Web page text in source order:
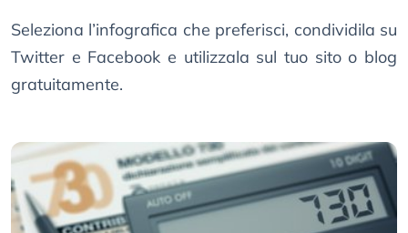
Seleziona l’infografica che preferisci, condividila su
Twitter e Facebook e utilizzala sul tuo sito o blog
gratuitamente.